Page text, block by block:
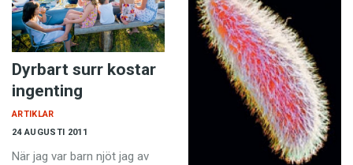
Dyrbart surr kostar
ingenting
24 AUGUSTI 2011
ARTIKLAR
När jag var barn njöt jag av